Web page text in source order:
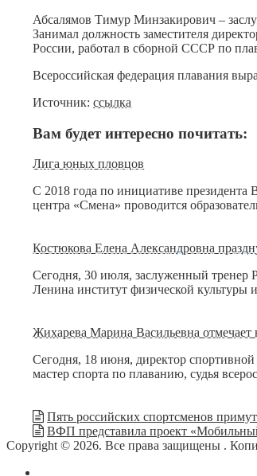
Абсалямов Тимур Минзакирович –
Занимал должность заместителя
России, работал в сборной СССР по
Всероссийская федерация плавания
Источник:ссылка
Вам будет интересно почитать:
Лига юных пловцов
С 2018 года по инициативе президента
центра «Смена» проводится
Костюкова Елена Александровна
Сегодня, 30 июля, заслуженный тренер
Ленина институт физической
Жихарева Марина Васильевна отмечает
Сегодня, 18 июня, директор
мастер спорта по плаванию, судья
Пять российских спортсменов
ВФП представила проект
Copyright © 2026. Все права защищены .